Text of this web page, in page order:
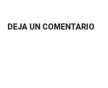
DEJA UN COMENTARIO